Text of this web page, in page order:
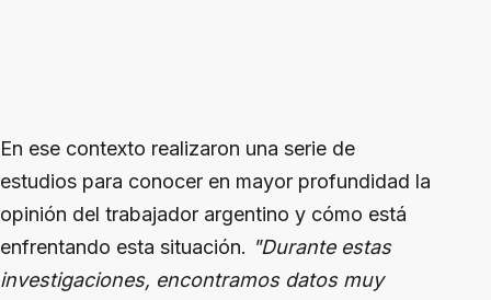
En ese contexto realizaron una serie de
estudios para conocer en mayor profundidad la
opinión del trabajador argentino y cómo está
enfrentando esta situación. "Durante estas
investigaciones, encontramos datos muy